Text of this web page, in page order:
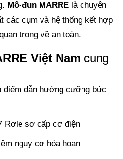
Mô-đun MARRE là chuyên
các cụm và hệ thống kết hợp
trọng về an toàn.
Việt Nam cung
điểm dẫn hướng cưỡng bức
Rơle sơ cấp cơ điện
nguy cơ hỏa hoạn